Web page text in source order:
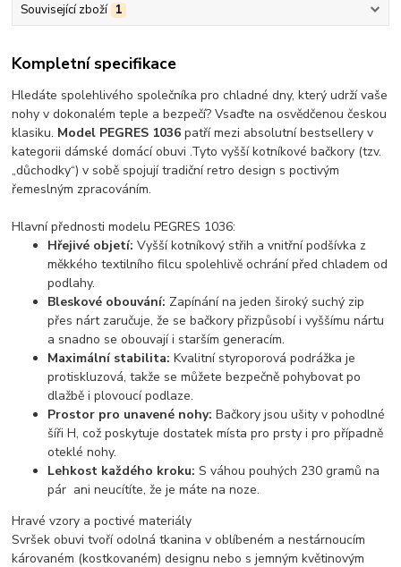
Související zboží 1
Kompletní specifikace
Hledáte spolehlivého společníka pro chladné dny, který udrží vaše
nohy v dokonalém teple a bezpečí? Vsaďte na osvědčenou českou
klasiku. Model PEGRES 1036 patří mezi absolutní bestsellery v
kategorii dámské domácí obuvi .Tyto vyšší kotníkové bačkory (tzv.
„důchodky“) v sobě spojují tradiční retro design s poctivým
řemeslným zpracováním.
Hlavní přednosti modelu PEGRES 1036:
Hřejivé objetí: Vyšší kotníkový střih a vnitřní podšívka z
měkkého textilního filcu spolehlivě ochrání před chladem od
podlahy.
Bleskové obouvání: Zapínání na jeden široký suchý zip
přes nárt zaručuje, že se bačkory přizpůsobí i vyššímu nártu
a snadno se obouvají i starším generacím.
Maximální stabilita: Kvalitní styroporová podrážka je
protiskluzová, takže se můžete bezpečně pohybovat po
dlažbě i plovoucí podlaze.
Prostor pro unavené nohy: Bačkory jsou ušity v pohodlné
šíři H, což poskytuje dostatek místa pro prsty i pro případně
oteklé nohy.
Lehkost každého kroku: S váhou pouhých 230 gramů na
pár ani neucítíte, že je máte na noze.
Hravé vzory a poctivé materiály
Svršek obuvi tvoří odolná tkanina v oblíbeném a nestárnoucím
károvaném (kostkovaném) designu nebo s jemným květinovým